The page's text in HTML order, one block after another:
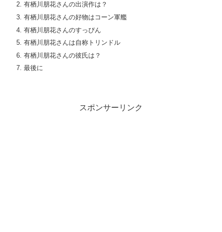
有栖川朋花さんの出演作は？
有栖川朋花さんの好物はコーン軍艦
有栖川朋花さんのすっぴん
有栖川朋花さんは自称トリンドル
有栖川朋花さんの彼氏は？
最後に
スポンサーリンク